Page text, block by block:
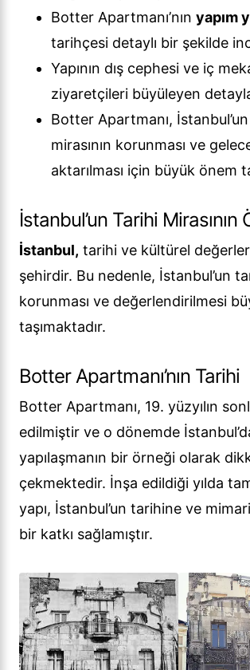
Botter Apartmanı’nın yapım
tarihçesi detaylı bir şekilde
Yapının dış cephesi ve iç
ziyaretçileri büyüleyen
Botter Apartmanı,
mirasının korunması ve
aktarılması için büyük önem
İstanbul’un Tarihi Mirasının
İstanbul, tarihi ve kültürel
şehirdir. Bu nedenle, İstanbul’un
korunması ve değerlendirilmesi
taşımaktadır.
Botter Apartmanı’nın Tarihi
Botter Apartmanı, 19. yüzyılın
edilmiştir ve o dönemde
yapılaşmanın bir örneği olarak
çekmektedir. İnşa edildiği yılda
yapı, İstanbul’un tarihine ve
bir katkı sağlamıştır.